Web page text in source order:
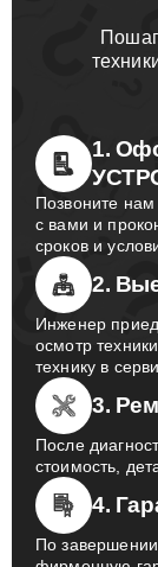
1.
Позвоните нам
с вами и
сроков и
2.
Инженер
осмотр
технику в
3.
После
стоимость,
4.
По